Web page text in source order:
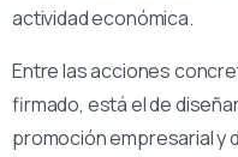
actividad económica.
Entre las acciones
firmado, está el de
promoción empresarial y